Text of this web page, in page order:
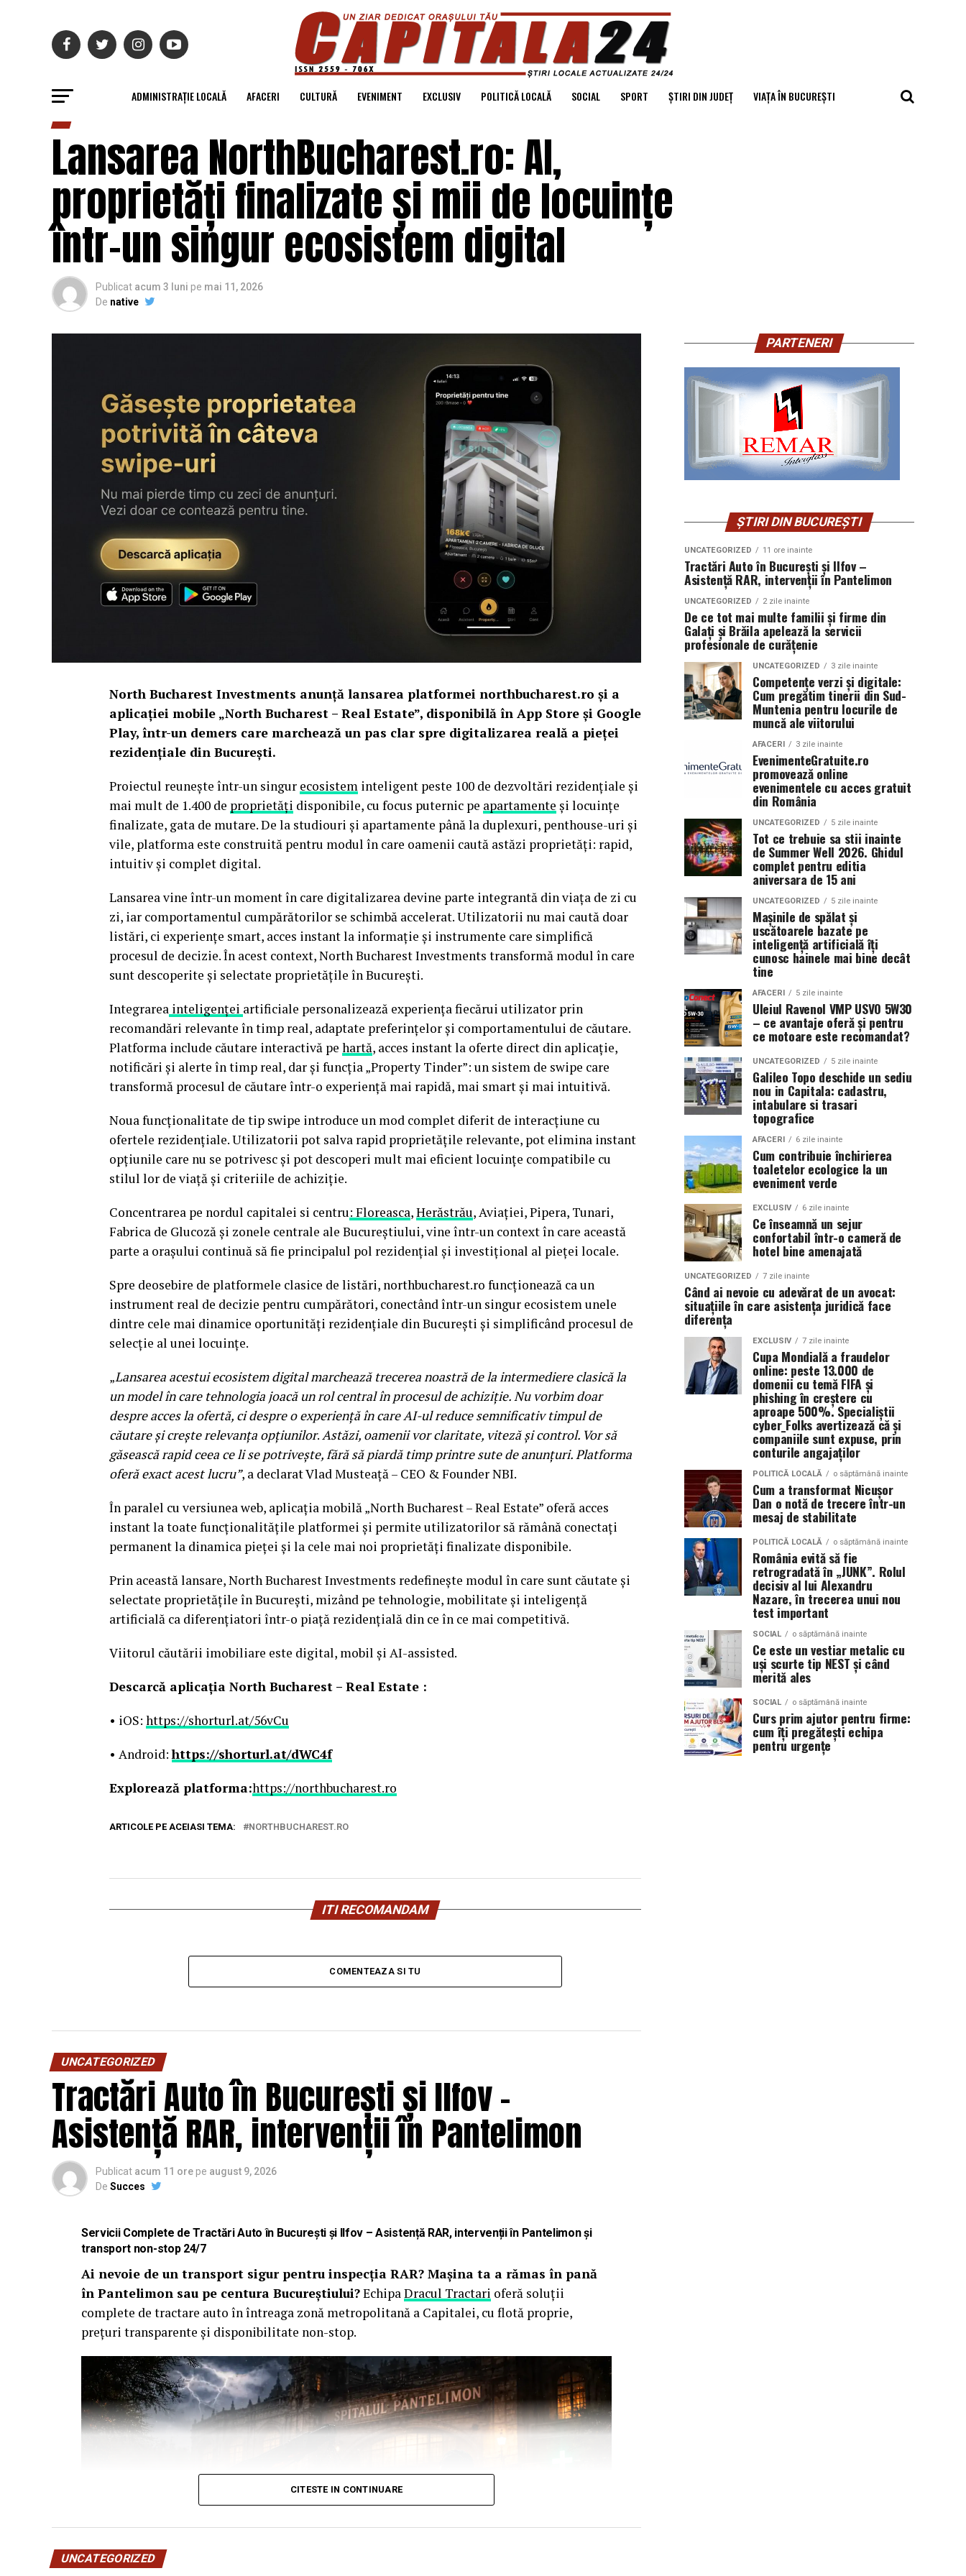
ADMINISTRAȚIE LOCALĂ AFACERI CULTURĂ EVENIMENT EXCLUSIV POLITICĂ LOCALĂ SOCIAL SPORT ȘTIRI DIN JUDEȚ VIAȚA ÎN BUCUREȘTI
Lansarea NorthBucharest.ro: AI,
proprietăți finalizate și mii de locuințe
într-un singur ecosistem digital
Publicat acum 3 luni pe mai 11, 2026
De native
North Bucharest Investments anunță lansarea platformei northbucharest.ro și a
aplicației mobile „North Bucharest – Real Estate”, disponibilă în App Store și Google
Play, într-un demers care marchează un pas clar spre digitalizarea reală a pieței
rezidențiale din București.
Proiectul reunește într-un singur ecosistem inteligent peste 100 de dezvoltări rezidențiale și
mai mult de 1.400 de proprietăți disponibile, cu focus puternic pe apartamente și locuințe
finalizate, gata de mutare. De la studiouri și apartamente până la duplexuri, penthouse-uri și
vile, platforma este construită pentru modul în care oamenii caută astăzi proprietăți: rapid,
intuitiv și complet digital.
Lansarea vine într-un moment în care digitalizarea devine parte integrantă din viața de zi cu
zi, iar comportamentul cumpărătorilor se schimbă accelerat. Utilizatorii nu mai caută doar
listări, ci experiențe smart, acces instant la informație și instrumente care simplifică
procesul de decizie. În acest context, North Bucharest Investments transformă modul în care
sunt descoperite și selectate proprietățile în București.
Integrarea inteligenței artificiale personalizează experiența fiecărui utilizator prin
recomandări relevante în timp real, adaptate preferințelor și comportamentului de căutare.
Platforma include căutare interactivă pe hartă, acces instant la oferte direct din aplicație,
notificări și alerte în timp real, dar și funcția „Property Tinder”: un sistem de swipe care
transformă procesul de căutare într-o experiență mai rapidă, mai smart și mai intuitivă.
Noua funcționalitate de tip swipe introduce un mod complet diferit de interacțiune cu
ofertele rezidențiale. Utilizatorii pot salva rapid proprietățile relevante, pot elimina instant
opțiunile care nu se potrivesc și pot descoperi mult mai eficient locuințe compatibile cu
stilul lor de viață și criteriile de achiziție.
Concentrarea pe nordul capitalei si centru: Floreasca,Herăstrău, Aviației, Pipera, Tunari,
Fabrica de Glucoză și zonele centrale ale Bucureștiului, vine într-un context în care această
parte a orașului continuă să fie principalul pol rezidențial și investițional al pieței locale.
Spre deosebire de platformele clasice de listări, northbucharest.ro funcționează ca un
instrument real de decizie pentru cumpărători, conectând într-un singur ecosistem unele
dintre cele mai dinamice oportunități rezidențiale din București și simplificând procesul de
selecție al unei locuințe.
„Lansarea acestui ecosistem digital marchează trecerea noastră de la intermediere clasică la
un model în care tehnologia joacă un rol central în procesul de achiziție. Nu vorbim doar
despre acces la ofertă, ci despre o experiență în care AI-ul reduce semnificativ timpul de
căutare și crește relevanța opțiunilor. Astăzi, oamenii vor claritate, viteză și control. Vor să
găsească rapid ceea ce li se potrivește, fără să piardă timp printre sute de anunțuri. Platforma
oferă exact acest lucru”, a declarat Vlad Musteață – CEO & Founder NBI.
În paralel cu versiunea web, aplicația mobilă „North Bucharest – Real Estate” oferă acces
instant la toate funcționalitățile platformei și permite utilizatorilor să rămână conectați
permanent la dinamica pieței și la cele mai noi proprietăți finalizate disponibile.
Prin această lansare, North Bucharest Investments redefinește modul în care sunt căutate și
selectate proprietățile în București, mizând pe tehnologie, mobilitate și inteligență
artificială ca diferențiatori într-o piață rezidențială din ce în ce mai competitivă.
Viitorul căutării imobiliare este digital, mobil și AI-assisted.
Descarcă aplicația North Bucharest – Real Estate :
• iOS: https://shorturl.at/56vCu
• Android:https://shorturl.at/dWC4f
Explorează platforma:https://northbucharest.ro
ARTICOLE PE ACEIASI TEMA: NORTHBUCHAREST.RO
ITI RECOMANDAM
COMENTEAZA SI TU
UNCATEGORIZED
Tractări Auto în București și Ilfov –
Asistență RAR, intervenții în Pantelimon
Publicat acum 11 ore pe august 9, 2026
De Succes
Servicii Complete de Tractări Auto în București și Ilfov – Asistență RAR, intervenții în Pantelimon și
transport non-stop 24/7
Ai nevoie de un transport sigur pentru inspecția RAR? Mașina ta a rămas în pană
în Pantelimon sau pe centura Bucureștiului?Echipa Dracul Tractari oferă soluții
complete de tractare auto în întreaga zonă metropolitană a Capitalei, cu flotă proprie,
prețuri transparente și disponibilitate non-stop.
CITESTE IN CONTINUARE
UNCATEGORIZED
PARTENERI
ȘTIRI DIN BUCUREȘTI
UNCATEGORIZED 11 ore inainte
Tractări Auto în București și Ilfov –
Asistență RAR, intervenții în Pantelimon
UNCATEGORIZED 2 zile inainte
De ce tot mai multe familii și firme din
Galați și Brăila apelează la servicii
profesionale de curățenie
UNCATEGORIZED 3 zile inainte
Competențe verzi și digitale:
Cum pregătim tinerii din Sud-
Muntenia pentru locurile de
muncă ale viitorului
AFACERI 3 zile inainte
EvenimenteGratuite.ro
promovează online
evenimentele cu acces gratuit
din România
UNCATEGORIZED 5 zile inainte
Tot ce trebuie sa stii inainte
de Summer Well 2026. Ghidul
complet pentru editia
aniversara de 15 ani
UNCATEGORIZED 5 zile inainte
Mașinile de spălat și
uscătoarele bazate pe
inteligență artificială îți
cunosc hainele mai bine decât
tine
AFACERI 5 zile inainte
Uleiul Ravenol VMP USVO 5W30
– ce avantaje oferă și pentru
ce motoare este recomandat?
UNCATEGORIZED 5 zile inainte
Galileo Topo deschide un sediu
nou in Capitala: cadastru,
intabulare si trasari
topografice
AFACERI 6 zile inainte
Cum contribuie închirierea
toaletelor ecologice la un
eveniment verde
EXCLUSIV 6 zile inainte
Ce înseamnă un sejur
confortabil într-o cameră de
hotel bine amenajată
UNCATEGORIZED 7 zile inainte
Când ai nevoie cu adevărat de un avocat:
situațiile în care asistența juridică face
diferența
EXCLUSIV 7 zile inainte
Cupa Mondială a fraudelor
online: peste 13.000 de
domenii cu temă FIFA și
phishing în creștere cu
aproape 500%. Specialiștii
cyber_Folks avertizează că și
companiile sunt expuse, prin
conturile angajaților
POLITICĂ LOCALĂ o săptămână inainte
Cum a transformat Nicușor
Dan o notă de trecere într-un
mesaj de stabilitate
POLITICĂ LOCALĂ o săptămână inainte
România evită să fie
retrogradată în „JUNK”. Rolul
decisiv al lui Alexandru
Nazare, în trecerea unui nou
test important
SOCIAL o săptămână inainte
Ce este un vestiar metalic cu
uși scurte tip NEST și când
merită ales
SOCIAL o săptămână inainte
Curs prim ajutor pentru firme:
cum îți pregătești echipa
pentru urgențe